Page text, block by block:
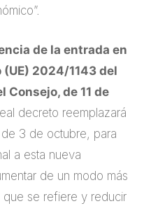
de la entrada en
2024/1143 del
Consejo, de 11 de
decreto reemplazará
3 de octubre, para
a esta nueva
de un modo más
se refiere y reducir